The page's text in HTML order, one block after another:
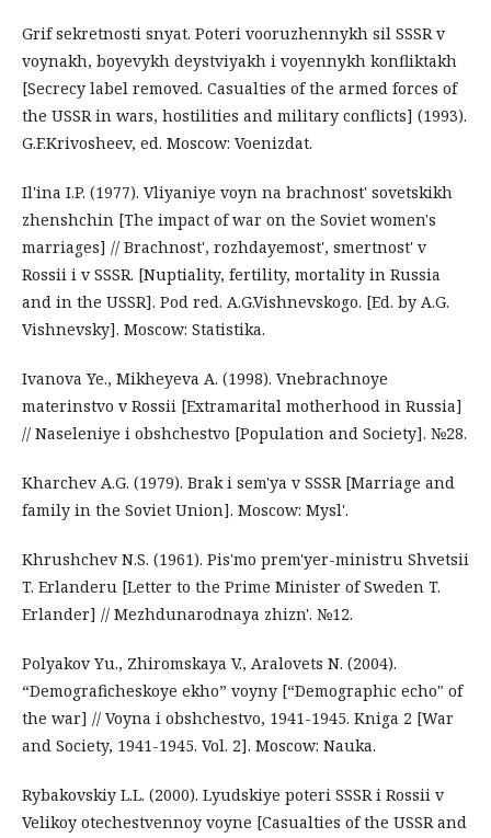
Grif sekretnosti snyat. Poteri vooruzhennykh sil SSSR v
voynakh, boyevykh deystviyakh i voyennykh konfliktakh
[Secrecy label removed. Casualties of the armed forces of
the USSR in wars, hostilities and military conflicts] (1993).
G.F.Krivosheev, ed. Moscow: Voenizdat.
Il'ina I.P. (1977). Vliyaniye voyn na brachnost' sovetskikh
zhenshchin [The impact of war on the Soviet women's
marriages] // Brachnost', rozhdayemost', smertnost' v
Rossii i v SSSR. [Nuptiality, fertility, mortality in Russia
and in the USSR]. Pod red. A.G.Vishnevskogo. [Ed. by A.G.
Vishnevsky]. Moscow: Statistika.
Ivanova Ye., Mikheyeva A. (1998). Vnebrachnoye
materinstvo v Rossii [Extramarital motherhood in Russia]
// Naseleniye i obshchestvo [Population and Society]. №28.
Kharchev A.G. (1979). Brak i sem'ya v SSSR [Marriage and
family in the Soviet Union]. Moscow: Mysl'.
Khrushchev N.S. (1961). Pis'mo prem'yer-ministru Shvetsii
T. Erlanderu [Letter to the Prime Minister of Sweden T.
Erlander] // Mezhdunarodnaya zhizn'. №12.
Polyakov Yu., Zhiromskaya V., Aralovets N. (2004).
“Demograficheskoye ekho” voyny [“Demographic echo" of
the war] // Voyna i obshchestvo, 1941-1945. Kniga 2 [War
and Society, 1941-1945. Vol. 2]. Moscow: Nauka.
Rybakovskiy L.L. (2000). Lyudskiye poteri SSSR i Rossii v
Velikoy otechestvennoy voyne [Casualties of the USSR and